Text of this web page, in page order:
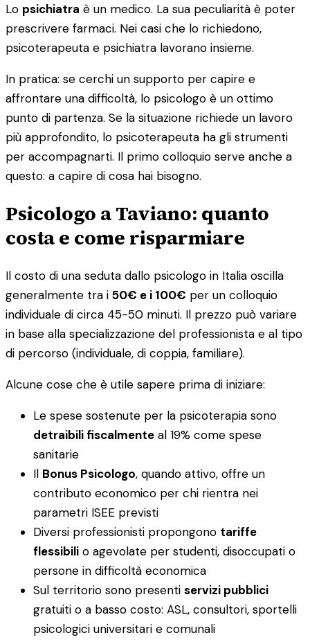
Lo psichiatra è un medico. La sua peculiarità è poter
prescrivere farmaci. Nei casi che lo richiedono,
psicoterapeuta e psichiatra lavorano insieme.
In pratica: se cerchi un supporto per capire e
affrontare una difficoltà, lo psicologo è un ottimo
punto di partenza. Se la situazione richiede un lavoro
più approfondito, lo psicoterapeuta ha gli strumenti
per accompagnarti. Il primo colloquio serve anche a
questo: a capire di cosa hai bisogno.
Psicologo a Taviano: quanto
costa e come risparmiare
Il costo di una seduta dallo psicologo in Italia oscilla
generalmente tra i 50€ e i 100€ per un colloquio
individuale di circa 45-50 minuti. Il prezzo può variare
in base alla specializzazione del professionista e al tipo
di percorso (individuale, di coppia, familiare).
Alcune cose che è utile sapere prima di iniziare:
Le spese sostenute per la psicoterapia sono
detraibili fiscalmente al 19% come spese
sanitarie
Il Bonus Psicologo, quando attivo, offre un
contributo economico per chi rientra nei
parametri ISEE previsti
Diversi professionisti propongono tariffe
flessibili o agevolate per studenti, disoccupati o
persone in difficoltà economica
Sul territorio sono presenti servizi pubblici
gratuiti o a basso costo: ASL, consultori, sportelli
psicologici universitari e comunali